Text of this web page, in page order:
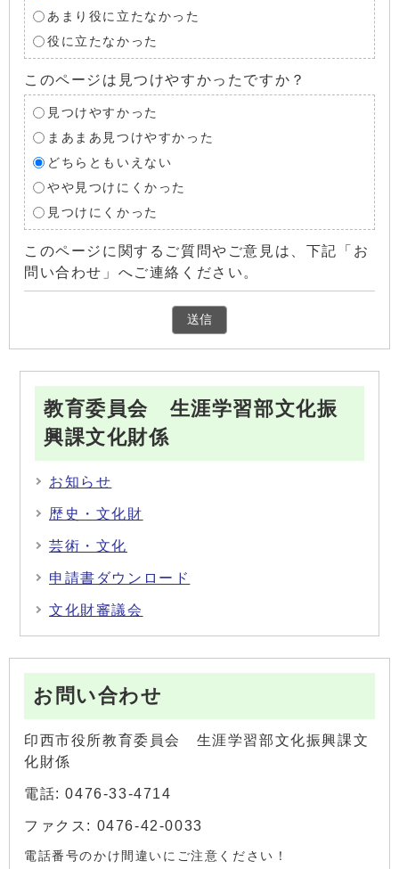
あまり役に立たなかった
役に立たなかった
このページは見つけやすかったですか？
見つけやすかった
まあまあ見つけやすかった
どちらともいえない
やや見つけにくかった
見つけにくかった
このページに関するご質問やご意見は、下記「お
問い合わせ」へご連絡ください。
教育委員会 生涯学習部文化振
興課文化財係
お知らせ
歴史・文化財
芸術・文化
申請書ダウンロード
文化財審議会
お問い合わせ
印西市役所教育委員会 生涯学習部文化振興課文
化財係
電話: 0476-33-4714
ファクス: 0476-42-0033
電話番号のかけ間違いにご注意ください！